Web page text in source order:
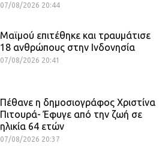
07/08/2026 20:44
Μαϊμού επιτέθηκε και τραυμάτισε
18 ανθρώπους στην Ινδονησία
07/08/2026 20:41
Πέθανε η δημοσιογράφος Χριστίνα
Πιτουρά- Έφυγε από την ζωή σε
ηλικία 64 ετών
07/08/2026 20:37